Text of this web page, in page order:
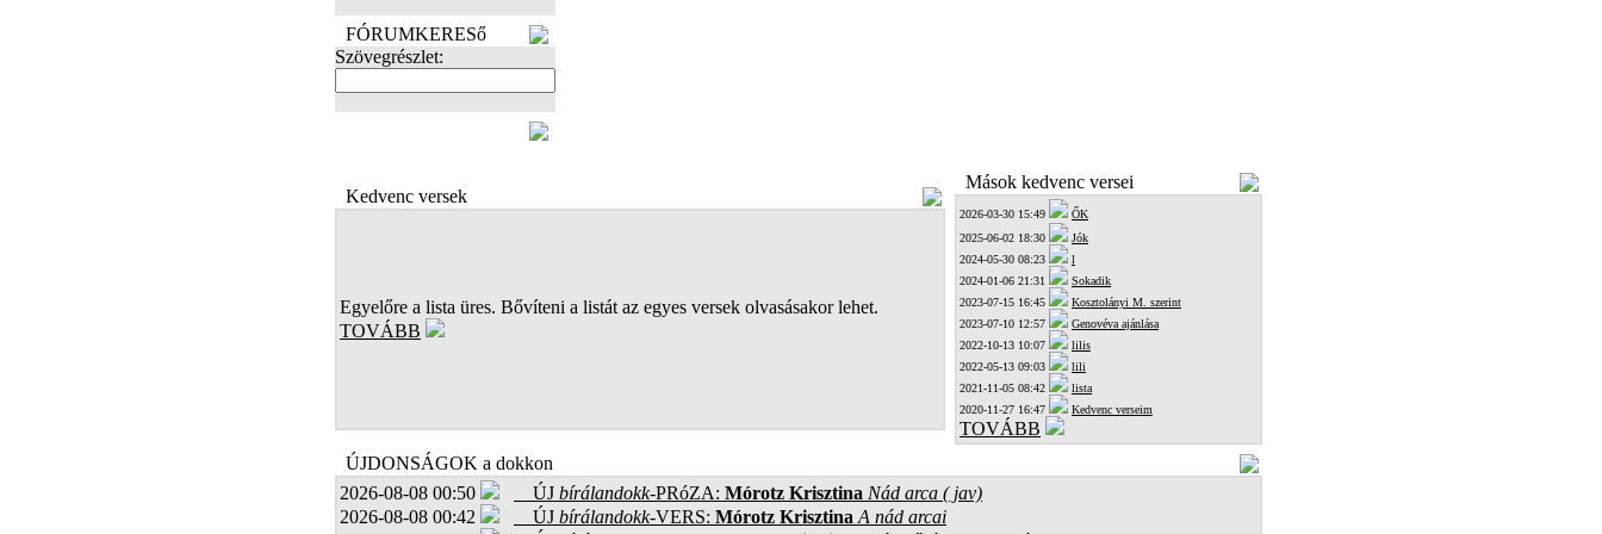
FÓRUMKERESő
Szövegrészlet:
Kedvenc versek
Egyelőre a lista üres. Bővíteni a listát az egyes versek olvasásakor lehet.
TOVÁBB
Mások kedvenc versei
2026-03-30 15:49
ŐK
2025-06-02 18:30
Jók
2024-05-30 08:23
l
2024-01-06 21:31
Sokadik
2023-07-15 16:45
Kosztolányi M. szerint
2023-07-10 12:57
Genovéva ajánlása
2022-10-13 10:07
lilis
2022-05-13 09:03
lili
2021-11-05 08:42
lista
2020-11-27 16:47
Kedvenc verseim
TOVÁBB
ÚJDONSÁGOK a dokkon
2026-08-08 00:50
ÚJ bírálandokk-PRóZA: Mórotz Krisztina Nád arca ( jav)
2026-08-08 00:42
ÚJ bírálandokk-VERS: Mórotz Krisztina A nád arcai